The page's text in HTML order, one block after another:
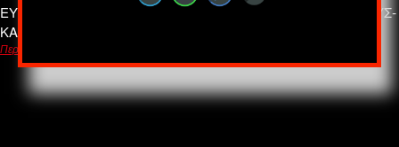
ΕΥΖΩΙΑ ΣΤΑ ΖΩΑ ΚΑΙ ΑΣΥΛΙΑ ΣΤΟΥΣ ΕΝΟΧΟΥΣ-ΖΩΟΚΤΟΝΟΥΣ-
ΚΑΚΟΠΟΙΗΤΕΣ. ΤΗΝ ΩΡΑ ΠΟΥ ΤΑ ΤΕΜΠΗ…
Περισσότερα